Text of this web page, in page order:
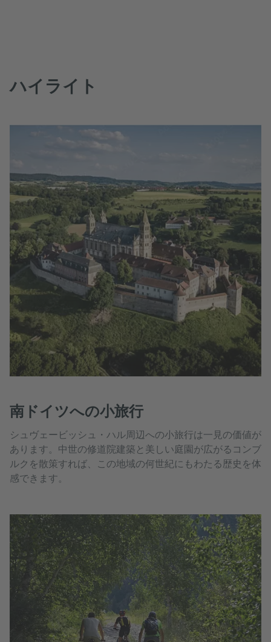
ハイライト
南ドイツへの小旅行
シュヴェービッシュ・ハル周辺への小旅行は一見の価値が
あります。中世の修道院建築と美しい庭園が広がるコンブ
ルクを散策すれば、この地域の何世紀にもわたる歴史を体
感できます。